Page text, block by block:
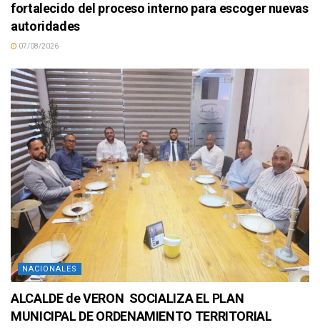
fortalecido del proceso interno para escoger nuevas
autoridades
07/08/2026
NACIONALES
ALCALDE de VERON SOCIALIZA EL PLAN
MUNICIPAL DE ORDENAMIENTO TERRITORIAL